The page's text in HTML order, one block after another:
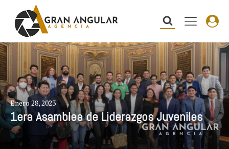
Enero 28, 2023
1era Asamblea de Liderazgos Juveniles